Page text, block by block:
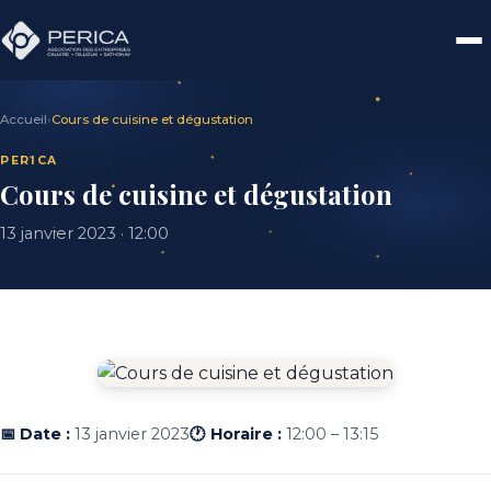
Accueil›Cours de cuisine et dégustation
PERICA
Cours de cuisine et dégustation
13 janvier 2023 · 12:00
📅 Date : 13 janvier 2023🕐 Horaire : 12:00 – 13:15